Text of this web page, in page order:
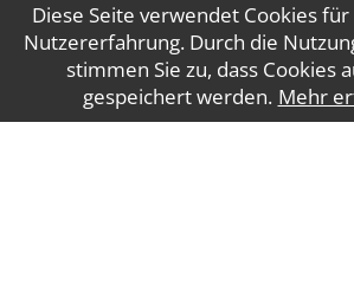
Diese Seite verwendet Cookies
Nutzererfahrung. Durch die
stimmen Sie zu, dass Cookies
gespeichert werden. Mehr
Impressum